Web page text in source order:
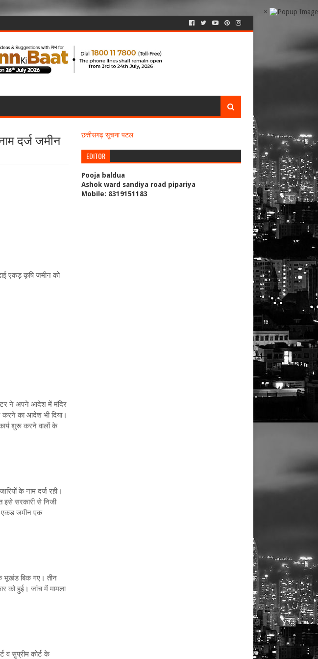
×
दर्ज जमीन
एकड़ कृषि जमीन को
ने अपने आदेश में मंदिर
का आदेश भी दिया।
कार्य शुरू करने वालों के
के नाम दर्ज रही।
सरकारी से निजी
एकड़ जमीन एक
भूखंड बिक गए। तीन
को हुई। ​जांच में मामला
व सुप्रीम कोर्ट के
छत्तीसगढ़ सूचना पटल
EDITOR
Pooja baldua
Ashok ward sandiya road pipariya
Mobile: 8319151183